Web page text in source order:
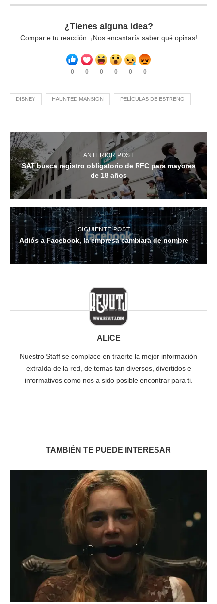
¿Tienes alguna idea?
Comparte tu reacción. ¡Nos encantaría saber qué opinas!
0 0 0 0 0 0
DISNEY HAUNTED MANSION PELÍCULAS DE ESTRENO
ANTERIOR POST
SAT busca registro obligatorio de RFC para mayores
de 18 años
SIGUIENTE POST
Adiós a Facebook, la empresa cambiara de nombre
ALICE
Nuestro Staff se complace en traerte la mejor información
extraída de la red, de temas tan diversos, divertidos e
informativos como nos a sido posible encontrar para ti.
TAMBIÉN TE PUEDE INTERESAR